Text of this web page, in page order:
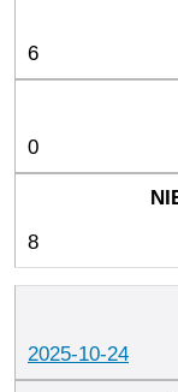
6
0
8
2025-10-24